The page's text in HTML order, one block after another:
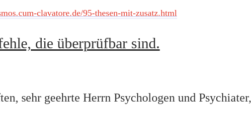
clavatore.de/95-thesen-mit-zusatz.html
die überprüfbar sind.
sehr geehrte Herrn Psychologen und Psychiater,